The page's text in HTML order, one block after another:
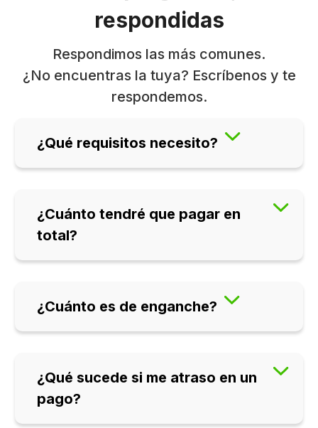
respondidas
Respondimos las más comunes.
¿No encuentras la tuya? Escríbenos y te
respondemos.
¿Qué requisitos necesito?
¿Cuánto tendré que pagar en
total?
¿Cuánto es de enganche?
¿Qué sucede si me atraso en un
pago?